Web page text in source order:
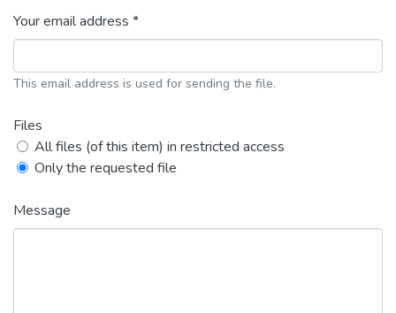
Your email address *
This email address is used for sending the file.
Files
All files (of this item) in restricted access
Only the requested file
Message